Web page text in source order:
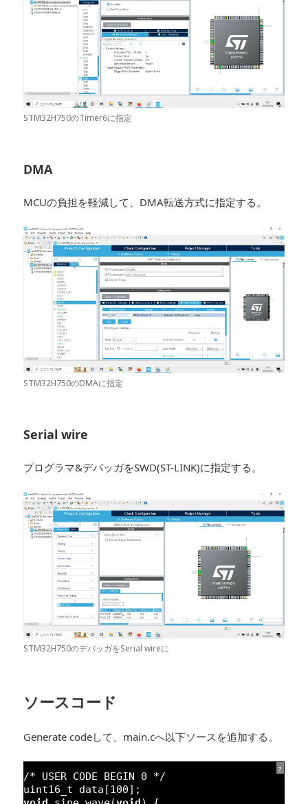
STM32H750のTimer6に指定
DMA
MCUの負担を軽減して、DMA転送方式に指定する。
STM32H750のDMAに指定
Serial wire
プログラマ&デバッガをSWD(ST-LINK)に指定する。
STM32H750のデバッガをSerial wireに
ソースコード
Generate codeして、main.cへ以下ソースを追加する。
?
/* USER CODE BEGIN 0 */
uint16_t data[100];